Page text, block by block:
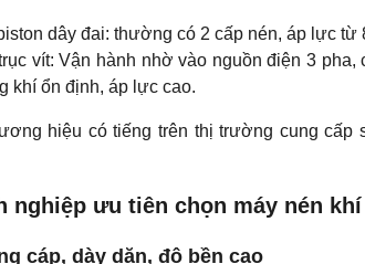
dây đai: thường có 2 cấp nén, áp lực từ
vít: Vận hành nhờ vào nguồn điện 3
khí ổn định, áp lực cao.
hiệu có tiếng trên thị trường cung cấp
nghiệp ưu tiên chọn máy nén khí
cáp, dày dặn, độ bền cao